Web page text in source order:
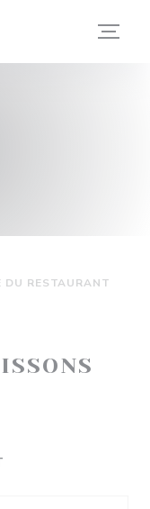
DU RESTAURANT